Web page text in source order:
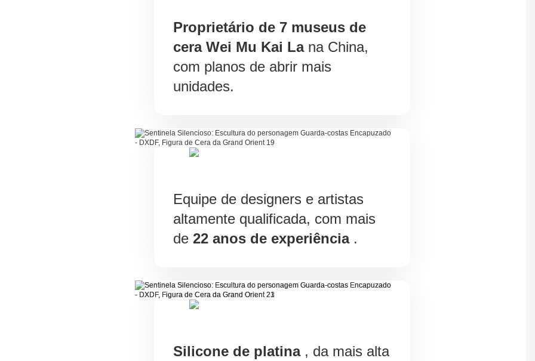
Proprietário de 7 museus de
cera Wei Mu Kai Lana China,
com planos de abrir mais
unidades.
Equipe de designers e artistas
altamente qualificada, com mais
de 22 anos de experiência.
Silicone de platina, da mais alta